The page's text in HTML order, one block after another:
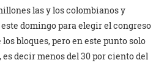
las y los colombianos y
domingo para elegir el congreso
bloques, pero en este punto solo
decir menos del 30 por ciento del